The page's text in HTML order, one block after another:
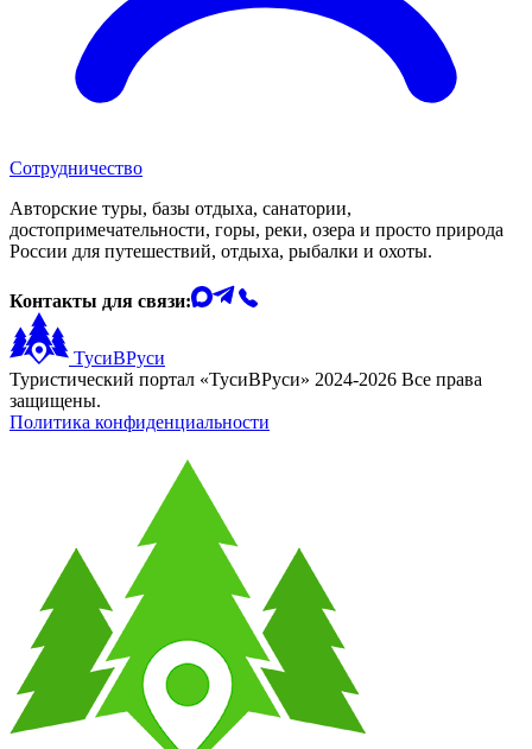
Сотрудничество
Авторские туры, базы отдыха, санатории,
достопримечательности, горы, реки, озера и просто природа
России для путешествий, отдыха, рыбалки и охоты.
Контакты для связи:
ТусиВРуси
Туристический портал «ТусиВРуси» 2024-2026 Все права
защищены.
Политика конфиденциальности